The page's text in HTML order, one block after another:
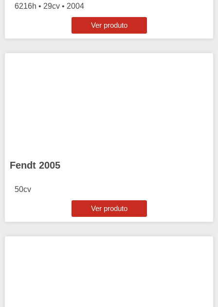
6216h • 29cv • 2004
Ver produto
Fendt 2005
50cv
Ver produto